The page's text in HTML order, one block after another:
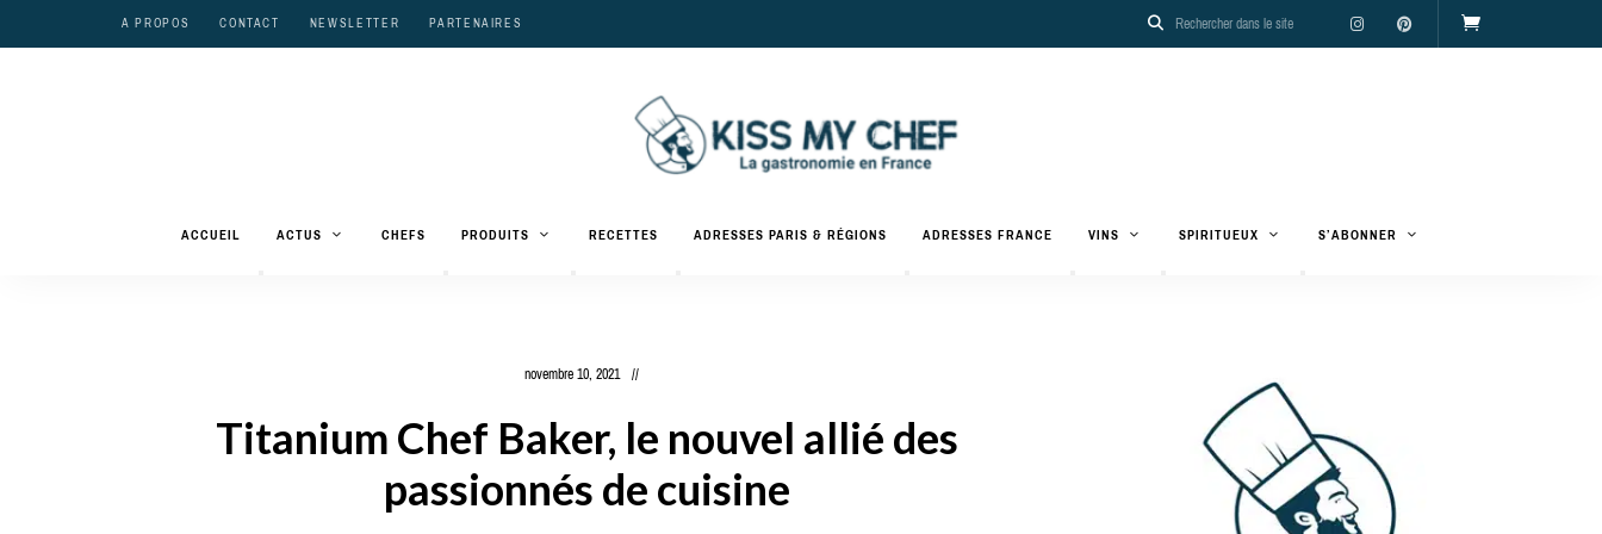
A PROPOS CONTACT NEWSLETTER PARTENAIRES
Kiss
Chef
gastronomiques
et
ACCUEIL ACTUS CHEFS PRODUITS RECETTES ADRESSES PARIS & RÉGIONS ADRESSES FRANCE VINS SPIRITUEUX S’ABONNER
novembre 10, 2021
Titanium Chef Baker, le nouvel allié des
passionnés de cuisine